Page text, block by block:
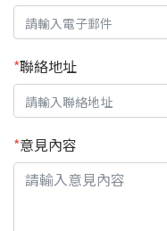
*聯絡地址
*意見內容